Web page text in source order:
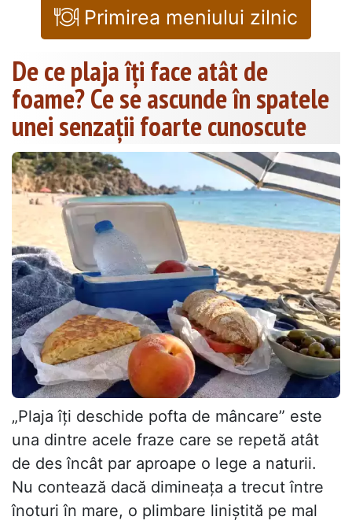
Primirea meniului zilnic
De ce plaja îți face atât de
foame? Ce se ascunde în spatele
unei senzații foarte cunoscute
„Plaja îți deschide pofta de mâncare” este
una dintre acele fraze care se repetă atât
de des încât par aproape o lege a naturii.
Nu contează dacă dimineața a trecut între
înoturi în mare, o plimbare liniștită pe mal